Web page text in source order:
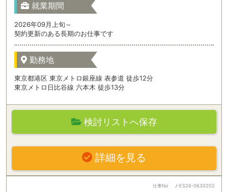
就業期間
2026年09月上旬～
契約更新のある長期のお仕事です
勤務地
東京都港区 東京メトロ銀座線 表参道 徒歩12分
東京メトロ日比谷線 六本木 徒歩13分
検討リストへ保存
詳細を見る
仕事No J-ES26-0630202